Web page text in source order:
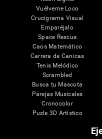
Vuélveme Loco
Crucigrama Visual
Emparéjalo
Space Rescue
Caos Matemático
Carrera de Canicas
Tenis Melódico
Scrambled
Busca tu Mascota
Parejas Musicales
Cronocolor
Puzle 3D Artístico